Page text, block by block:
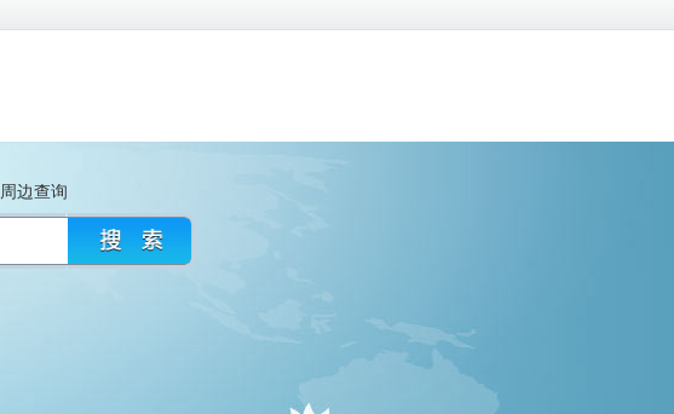
周边查询